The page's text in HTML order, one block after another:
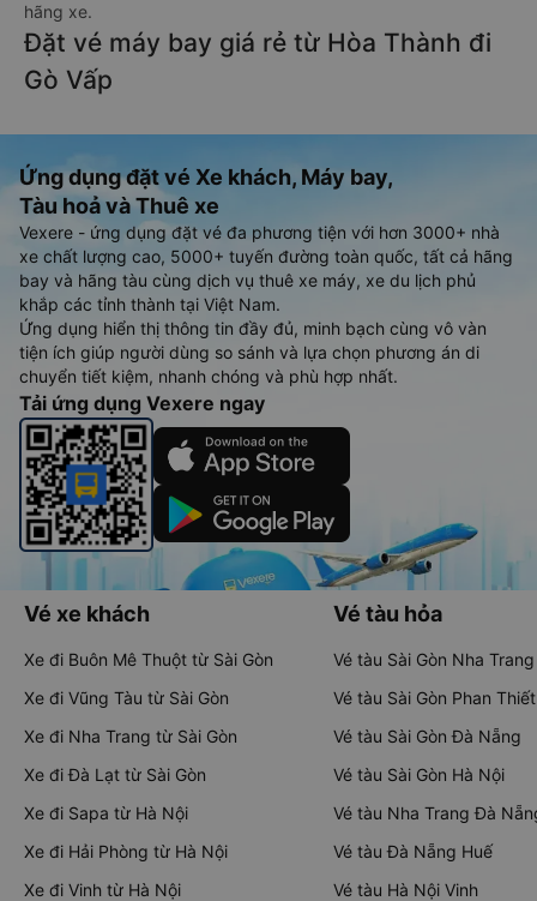
hãng xe.
Đặt vé máy bay giá rẻ từ Hòa Thành đi
Gò Vấp
Ứng dụng đặt vé Xe khách, Máy bay,
Tàu hoả và Thuê xe
Vexere - ứng dụng đặt vé đa phương tiện với hơn 3000+ nhà
xe chất lượng cao, 5000+ tuyến đường toàn quốc, tất cả hãng
bay và hãng tàu cùng dịch vụ thuê xe máy, xe du lịch phủ
khắp các tỉnh thành tại Việt Nam.
Ứng dụng hiển thị thông tin đầy đủ, minh bạch cùng vô vàn
tiện ích giúp người dùng so sánh và lựa chọn phương án di
chuyển tiết kiệm, nhanh chóng và phù hợp nhất.
Tải ứng dụng Vexere ngay
Vé xe khách
Xe đi Buôn Mê Thuột từ Sài Gòn
Xe đi Vũng Tàu từ Sài Gòn
Xe đi Nha Trang từ Sài Gòn
Xe đi Đà Lạt từ Sài Gòn
Xe đi Sapa từ Hà Nội
Xe đi Hải Phòng từ Hà Nội
Xe đi Vinh từ Hà Nội
Vé tàu hỏa
Vé tàu Sài Gòn Nha Trang
Vé tàu Sài Gòn Phan Thiết
Vé tàu Sài Gòn Đà Nẵng
Vé tàu Sài Gòn Hà Nội
Vé tàu Nha Trang Đà
Vé tàu Đà Nẵng Huế
Vé tàu Hà Nội Vinh